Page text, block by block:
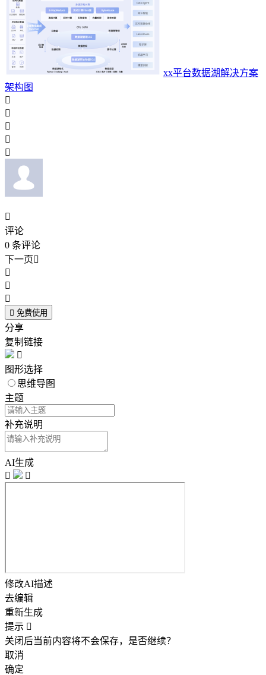
xx平台数据湖解决方案
架构图






评论
0 条评论
下一页



 免费使用
分享
复制链接

图形选择
思维导图
主题
补充说明
AI生成


修改AI描述
去编辑
重新生成
提示 
关闭后当前内容将不会保存，是否继续？
取消
确定